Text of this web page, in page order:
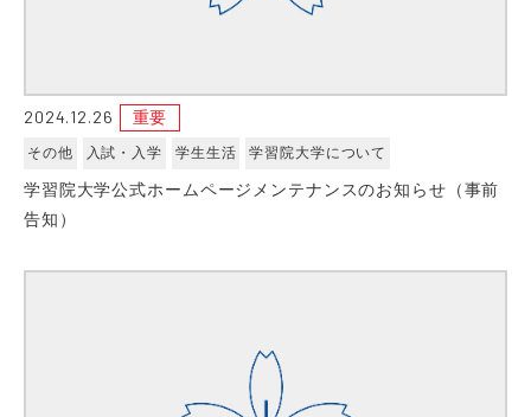
2024.12.26 重要
その他 入試・入学 学生生活 学習院大学について
学習院大学公式ホームページメンテナンスのお知らせ（事前
告知）